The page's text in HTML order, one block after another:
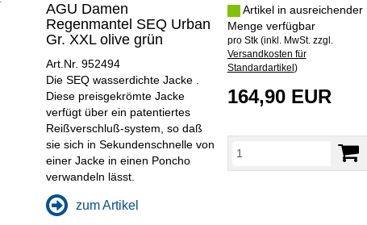
AGU Damen
Regenmantel SEQ Urban
Gr. XXL olive grün
Art.Nr. 952494
Die SEQ wasserdichte Jacke .
Diese preisgekrömte Jacke
verfügt über ein patentiertes
Reißverschluß-system, so daß
sie sich in Sekundenschnelle von
einer Jacke in einen Poncho
verwandeln lässt.
zum Artikel
Artikel in ausreichender
Menge verfügbar
pro Stk (inkl. MwSt. zzgl.
Versandkosten für
Standardartikel )
164,90 EUR